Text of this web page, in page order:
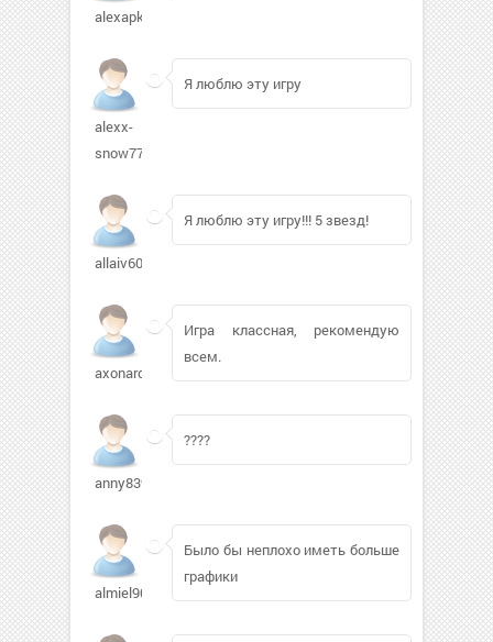
alexapk78356
alexx-
snow775
Я люблю эту игру
allaiv60450
Я люблю эту игру!!! 5 звезд!
axonardi
Игра классная, рекомендую
всем.
anny83996
????
almiel903
Было бы неплохо иметь больше
графики